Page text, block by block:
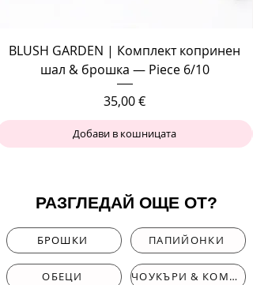
BLUSH GARDEN | Комплект копринен
шал & брошка — Piece 6/10
Цена
35,00 €
Добави в кошницата
РАЗГЛЕДАЙ ОЩЕ ОТ?
БРОШКИ ПАПИЙОНКИ
ОБЕЦИ ЧОУКЪРИ & КОМПЛЕКТИ